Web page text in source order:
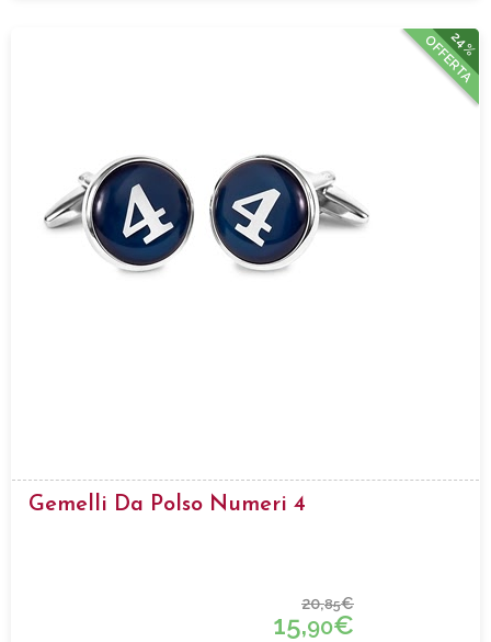
24%
OFFERTA
Gemelli Da Polso Numeri 4
20,85€
15,90€